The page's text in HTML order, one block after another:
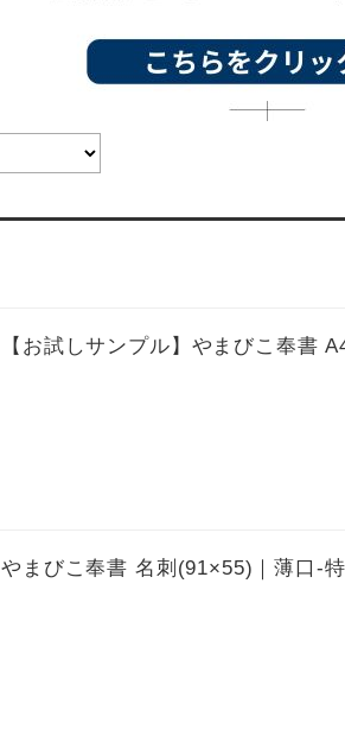
【お試しサンプル】やまびこ奉書
やまびこ奉書 名刺(91×55)｜薄口-特